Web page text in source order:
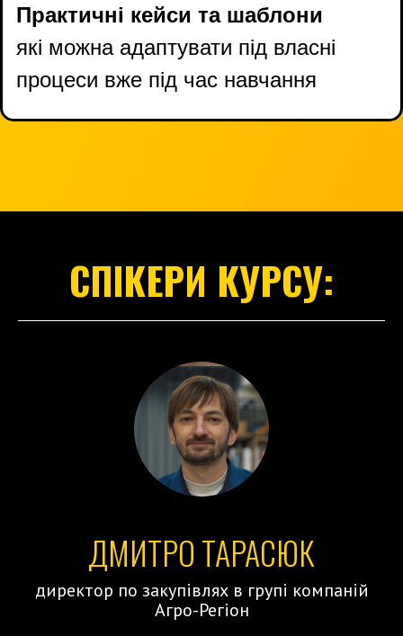
Практичні кейси та шаблони
які можна адаптувати під власні
процеси вже під час навчання
СПІКЕРИ КУРСУ:
ДМИТРО ТАРАСЮК
директор по закупівлях в групі компаній
Агро-Регіон